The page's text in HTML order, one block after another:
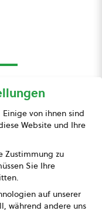
Einige von ihnen sind
Website und Ihre
Zustimmung zu
Sie Ihre
auf unserer
während andere uns